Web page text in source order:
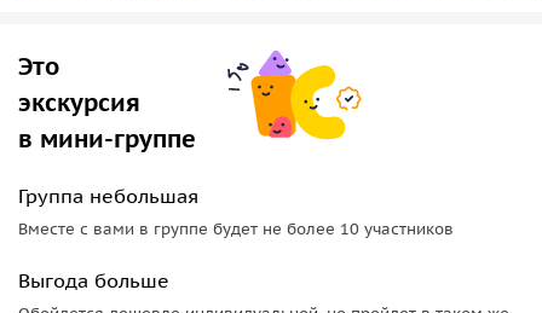
Сбор участников тура возможен в Кисловодске,
Пятигорске, Ессентуках (по договоренности).
Это
экскурсия
в мини-группе
Группа небольшая
Вместе с вами в группе будет не более 10 участников
Выгода больше